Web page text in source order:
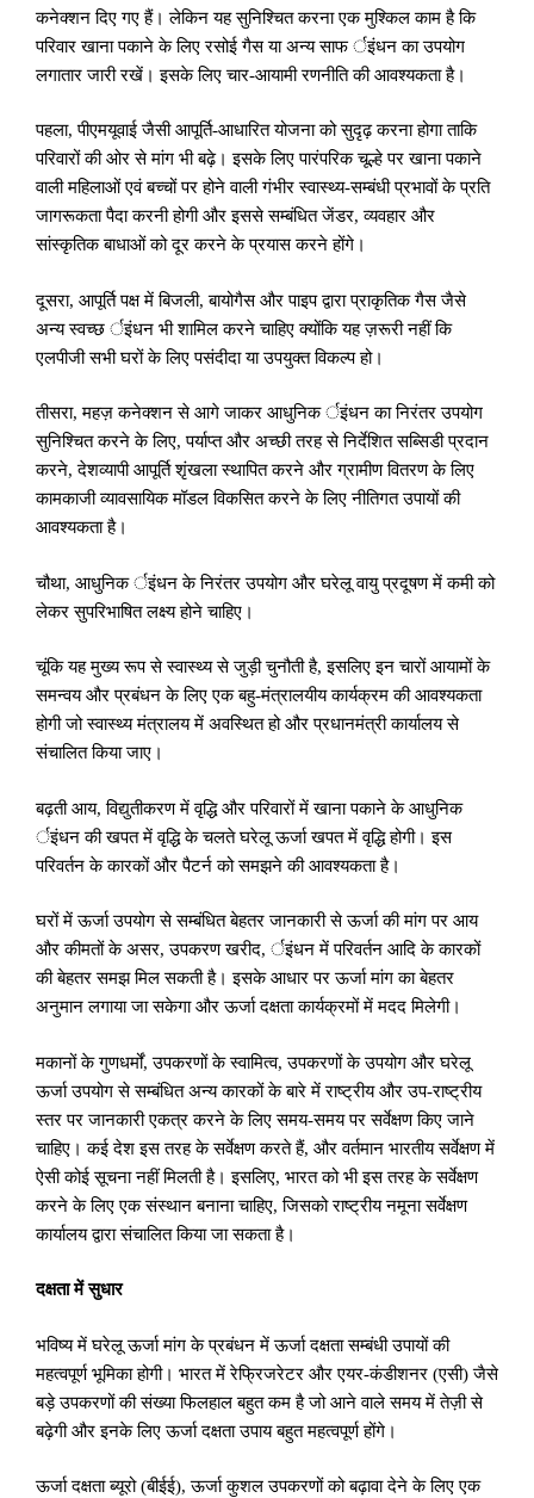
कनेक्शन दिए गए हैं। लेकिन यह सुनिश्चित करना एक मुश्किल काम है कि
परिवार खाना पकाने के लिए रसोई गैस या अन्य साफ र्इंधन का उपयोग
लगातार जारी रखें। इसके लिए चार-आयामी रणनीति की आवश्यकता है।
पहला,पीएमयूवाई जैसी आपूर्ति-आधारित योजना को सुदृढ़ करना होगा ताकि
परिवारों की ओर से मांग भी बढ़े। इसके लिए पारंपरिक चूल्हे पर खाना पकाने
वाली महिलाओं एवं बच्चों पर होने वाली गंभीर स्वास्थ्य-सम्बंधी प्रभावों के प्रति
जागरूकता पैदा करनी होगी और इससे सम्बंधित जेंडर,व्यवहार और
सांस्कृतिक बाधाओं को दूर करने के प्रयास करने होंगे।
दूसरा, आपूर्ति पक्ष में बिजली,बायोगैस और पाइप द्वारा प्राकृतिक गैस जैसे
अन्य स्वच्छ र्इंधन भी शामिल करने चाहिए क्योंकि यह ज़रूरी नहीं कि
एलपीजी सभी घरों के लिए पसंदीदा या उपयुक्त विकल्प हो।
तीसरा,महज़ कनेक्शन से आगे जाकर आधुनिक र्इंधन का निरंतर उपयोग
सुनिश्चित करने के लिए,पर्याप्त और अच्छी तरह से निर्देशित सब्सिडी प्रदान
करने,देशव्यापी आपूर्ति शृंखला स्थापित करने और ग्रामीण वितरण के लिए
कामकाजी व्यावसायिक मॉडल विकसित करने के लिए नीतिगत उपायों की
आवश्यकता है।
चौथा, आधुनिक र्इंधन के निरंतर उपयोग और घरेलू वायु प्रदूषण में कमी को
लेकर सुपरिभाषित लक्ष्य होने चाहिए।
चूंकि यह मुख्य रूप से स्वास्थ्य से जुड़ी चुनौती है,इसलिए इन चारों आयामों के
समन्वय और प्रबंधन के लिए एक बहु-मंत्रालयीय कार्यक्रम की आवश्यकता
होगी जो स्वास्थ्य मंत्रालय में अवस्थित हो और प्रधानमंत्री कार्यालय से
संचालित किया जाए।
बढ़ती आय,विद्युतीकरण में वृद्धि और परिवारों में खाना पकाने के आधुनिक
र्इंधन की खपत में वृद्धि के चलते घरेलू ऊर्जा खपत में वृद्धि होगी। इस
परिवर्तन के कारकों और पैटर्न को समझने की आवश्यकता है।
घरों में ऊर्जा उपयोग से सम्बंधित बेहतर जानकारी से ऊर्जा की मांग पर आय
और कीमतों के असर,उपकरण खरीद, र्इंधन में परिवर्तन आदि के कारकों
की बेहतर समझ मिल सकती है। इसके आधार पर ऊर्जा मांग का बेहतर
अनुमान लगाया जा सकेगा और ऊर्जा दक्षता कार्यक्रमों में मदद मिलेगी।
मकानों के गुणधर्मों,उपकरणों के स्वामित्व,उपकरणों के उपयोग और घरेलू
ऊर्जा उपयोग से सम्बंधित अन्य कारकों के बारे में राष्ट्रीय और उप-राष्ट्रीय
स्तर पर जानकारी एकत्र करने के लिए समय-समय पर सर्वेक्षण किए जाने
चाहिए। कई देश इस तरह के सर्वेक्षण करते हैं, और वर्तमान भारतीय सर्वेक्षण में
ऐसी कोई सूचना नहीं मिलती है। इसलिए, भारत को भी इस तरह के सर्वेक्षण
करने के लिए एक संस्थान बनाना चाहिए,जिसको राष्ट्रीय नमूना सर्वेक्षण
कार्यालय द्वारा संचालित किया जा सकता है।
दक्षता में सुधार
भविष्य में घरेलू ऊर्जा मांग के प्रबंधन में ऊर्जा दक्षता सम्बंधी उपायों की
महत्वपूर्ण भूमिका होगी। भारत में रेफ्रिजरेटर और एयर-कंडीशनर (एसी) जैसे
बड़े उपकरणों की संख्या फिलहाल बहुत कम है जो आने वाले समय में तेज़ी से
बढ़ेगी और इनके लिए ऊर्जा दक्षता उपाय बहुत महत्वपूर्ण होंगे।
ऊर्जा दक्षता ब्यूरो (बीईई),ऊर्जा कुशल उपकरणों को बढ़ावा देने के लिए एक